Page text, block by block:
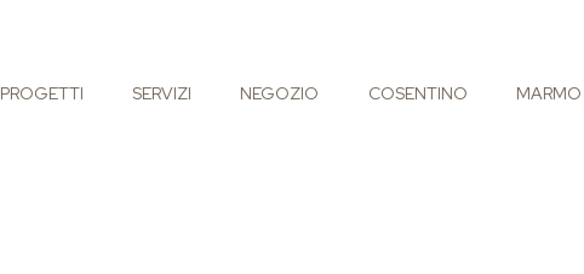
PROGETTI SERVIZI NEGOZIO COSENTINO MARMO